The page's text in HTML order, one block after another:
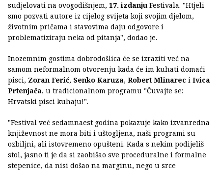
sudjelovati na ovogodišnjem, 17. izdanju Festivala. "Htjeli
smo pozvati autore iz cijelog svijeta koji svojim djelom,
životnim pričama i stavovima daju odgovore i
problematiziraju neka od pitanja", dodao je.
Inozemnim gostima dobrodošlica će se izraziti već na
samom neformalnom otvorenju kada će im kuhati domaći
pisci, Zoran Ferić, Senko Karuza, Robert Mlinarec i Ivica
Prtenjača, u tradicionalnom programu "Čuvajte se:
Hrvatski pisci kuhaju!".
"Festival već sedamnaest godina pokazuje kako izvanredna
književnost ne mora biti i uštogljena, naši programi su
ozbiljni, ali istovremeno opušteni. Kada s nekim podijeliš
stol, jasno ti je da si zaobišao sve proceduralne i formalne
stepenice, da nisi došao na marginu, nego u srce